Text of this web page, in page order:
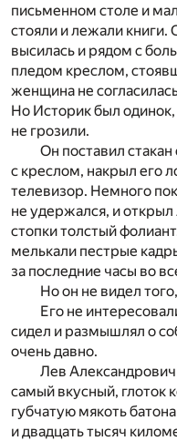
письменном столе и
стояли и лежали книги.
высилась и рядом с
пледом креслом,
женщина не
Но Историк был
не грозили.
Он поставил
с креслом, накрыл его
телевизор. Немного
не удержался, и
стопки толстый
мелькали пестрые
за последние часы во
Но он не видел
Его не
сидел и размышлял о
очень давно.
Лев Александрович
самый вкусный, глоток
губчатую мякоть
и двадцать тысяч